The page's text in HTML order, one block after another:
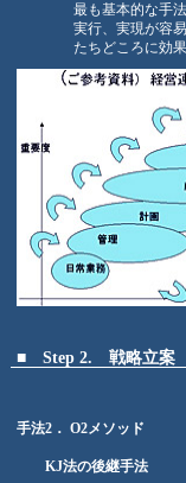
最も基本的な手
実行、実現が容
たちどころに効果
■ Step 2. 戦略立案
手法2． O2メソッド
KJ法の後継手法